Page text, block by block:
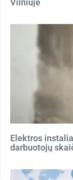
Vilniuje
Elektros
darbuotojų